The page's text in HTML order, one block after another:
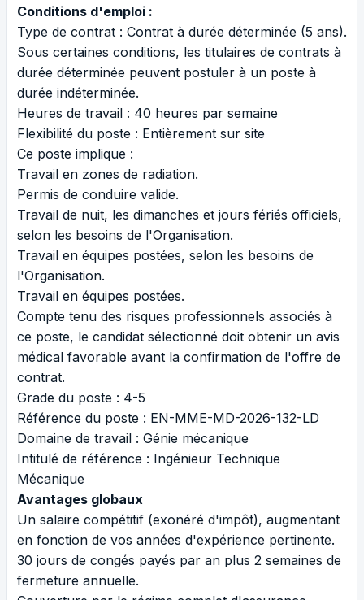
Conditions d'emploi :
Type de contrat : Contrat à durée déterminée (5 ans).
Sous certaines conditions, les titulaires de contrats à
durée déterminée peuvent postuler à un poste à
durée indéterminée.
Heures de travail : 40 heures par semaine
Flexibilité du poste : Entièrement sur site
Ce poste implique :
Travail en zones de radiation.
Permis de conduire valide.
Travail de nuit, les dimanches et jours fériés officiels,
selon les besoins de l'Organisation.
Travail en équipes postées, selon les besoins de
l'Organisation.
Travail en équipes postées.
Compte tenu des risques professionnels associés à
ce poste, le candidat sélectionné doit obtenir un avis
médical favorable avant la confirmation de l'offre de
contrat.
Grade du poste : 4-5
Référence du poste : EN-MME-MD-2026-132-LD
Domaine de travail : Génie mécanique
Intitulé de référence : Ingénieur Technique
Mécanique
Avantages globaux
Un salaire compétitif (exonéré d'impôt), augmentant
en fonction de vos années d'expérience pertinente.
30 jours de congés payés par an plus 2 semaines de
fermeture annuelle.